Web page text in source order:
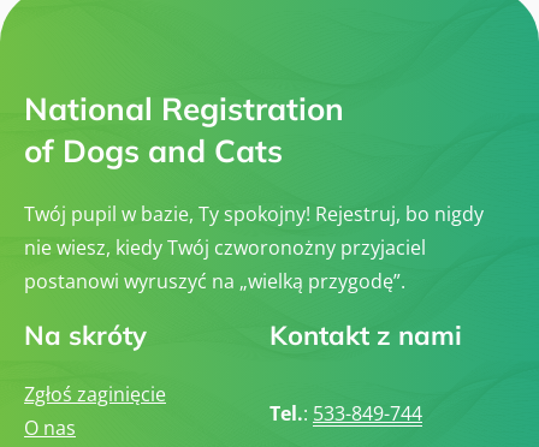
National Registration
of Dogs and Cats
Twój pupil w bazie, Ty spokojny! Rejestruj, bo nigdy
nie wiesz, kiedy Twój czworonożny przyjaciel
postanowi wyruszyć na „wielką przygodę”.
Na skróty
Zgłoś zaginięcie
O nas
Kontakt z nami
Tel.: 533-849-744